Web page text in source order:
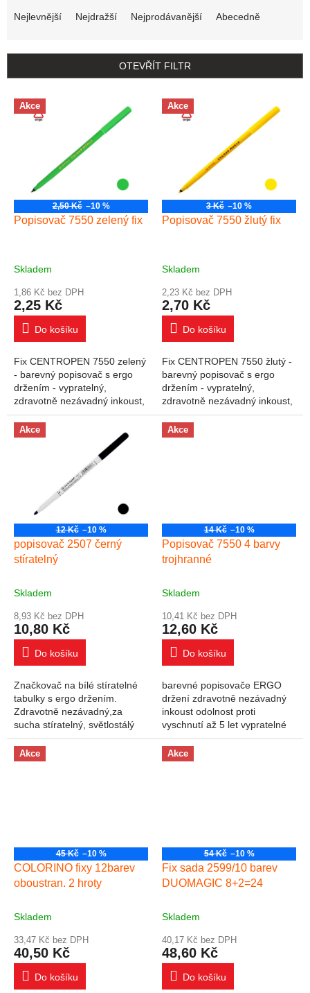
Nejlevnější Nejdražší Nejprodávanější Abecedně
OTEVŘÍT FILTR
Výpis produktů
Akce
2,50 Kč –10 %
Popisovač 7550 zelený fix
Skladem
1,86 Kč bez DPH
2,25 Kč
Do košíku
Fix CENTROPEN 7550 zelený
- barevný popisovač s ergo
držením - vypratelný,
zdravotně nezávadný inkoust,
odolá vyschnutí až 5 let - hrot
odolný proti zatlačení -
ventilační...
Akce
3 Kč –10 %
Popisovač 7550 žlutý fix
Skladem
2,23 Kč bez DPH
2,70 Kč
Do košíku
Fix CENTROPEN 7550 žlutý -
barevný popisovač s ergo
držením - vypratelný,
zdravotně nezávadný inkoust,
odolá vyschnutí až 5 let - hrot
odolný proti zatlačení -
ventilační...
Akce
12 Kč –10 %
popisovač 2507 černý
stíratelný
Skladem
8,93 Kč bez DPH
10,80 Kč
Do košíku
Značkovač na bílé stíratelné
tabulky s ergo držením.
Zdravotně nezávadný,za
sucha stíratelný, světlostálý
inkoust na alkoholové bázi.
Skladovat vevodorovné
poloze, ventilační...
Akce
14 Kč –10 %
Popisovač 7550 4 barvy
trojhranné
Skladem
10,41 Kč bez DPH
12,60 Kč
Do košíku
barevné popisovače ERGO
držení zdravotně nezávadný
inkoust odolnost proti
vyschnutí až 5 let vypratelné
ventilační chránítko válcový
hrot odolný proti zatlačení
šířka stopy 1 mm
Akce
45 Kč –10 %
COLORINO fixy 12barev
oboustran. 2 hroty
Skladem
33,47 Kč bez DPH
40,50 Kč
Do košíku
Akce
54 Kč –10 %
Fix sada 2599/10 barev
DUOMAGIC 8+2=24
Skladem
40,17 Kč bez DPH
48,60 Kč
Do košíku